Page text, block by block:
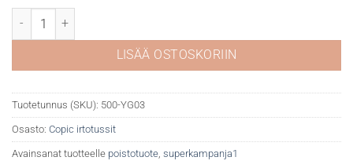
Copic YG03 Yellow green määrä
LISÄÄ OSTOSKORIIN
Tuotetunnus (SKU): 500-YG03
Osasto: Copic irtotussit
Avainsanat tuotteelle poistotuote, superkampanja1